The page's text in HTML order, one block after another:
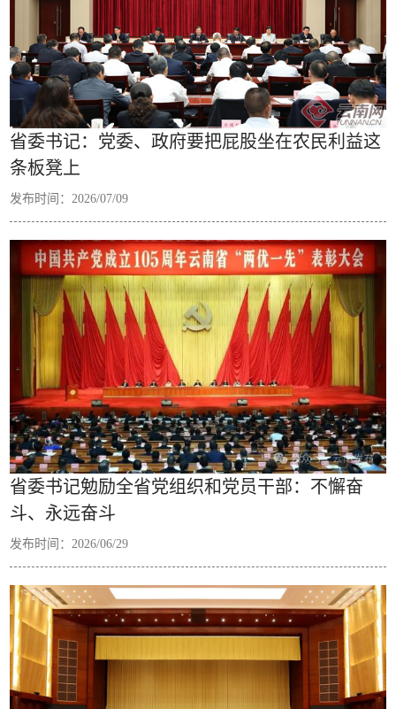
省委书记：党委、政府要把屁股坐在农民利益这
条板凳上
发布时间：2026/07/09
省委书记勉励全省党组织和党员干部：不懈奋
斗、永远奋斗
发布时间：2026/06/29